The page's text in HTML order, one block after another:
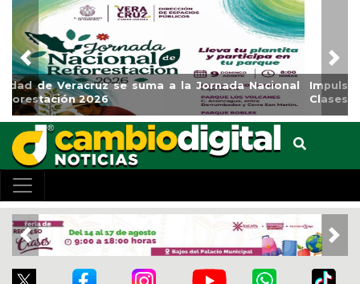
Impulsa Gobierno Municipal Expo Venta Regreso a
Clases
Previous
Previous